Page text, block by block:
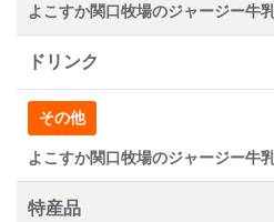
よこすか関口牧場のジャージー牛
ドリンク
その他
よこすか関口牧場のジャージー牛
特産品